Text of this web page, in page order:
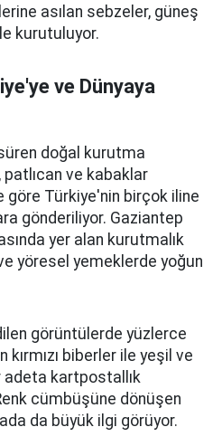
asılan sebzeler, güneş
kurutuluyor.
ve Dünyaya
doğal kurutma
patlıcan ve kabaklar
Türkiye'nin birçok iline
gönderiliyor. Gaziantep
yer alan kurutmalık
yöresel yemeklerde yoğun
görüntülerde yüzlerce
biberler ile yeşil ve
kartpostallık
cümbüşüne dönüşen
da büyük ilgi görüyor.